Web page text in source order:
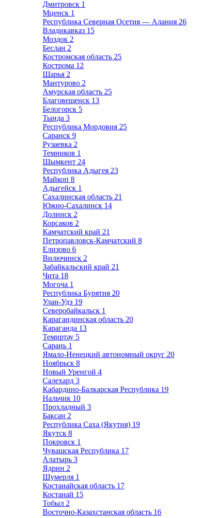
Дмитровск 1
Мценск 1
Республика Северная Осетия — Алания 26
Владикавказ 15
Моздок 2
Беслан 2
Костромская область 25
Кострома 12
Шарья 2
Мантурово 2
Амурская область 25
Благовещенск 13
Белогорск 5
Тында 3
Республика Мордовия 25
Саранск 9
Рузаевка 2
Темников 1
Шымкент 24
Республика Адыгея 23
Майкоп 8
Адыгейск 1
Сахалинская область 21
Южно-Сахалинск 14
Долинск 2
Корсаков 2
Камчатский край 21
Петропавловск-Камчатский 8
Елизово 6
Вилючинск 2
Забайкальский край 21
Чита 18
Могоча 1
Республика Бурятия 20
Улан-Удэ 19
Северобайкальск 1
Карагандинская область 20
Караганда 13
Темиртау 5
Сарань 1
Ямало-Ненецкий автономный округ 20
Ноябрьск 8
Новый Уренгой 4
Салехард 3
Кабардино-Балкарская Республика 19
Нальчик 10
Прохладный 3
Баксан 2
Республика Саха (Якутия) 19
Якутск 8
Покровск 1
Чувашская Республика 17
Алатырь 3
Ядрин 2
Шумерля 1
Костанайская область 17
Костанай 15
Тобыл 2
Восточно-Казахстанская область 16